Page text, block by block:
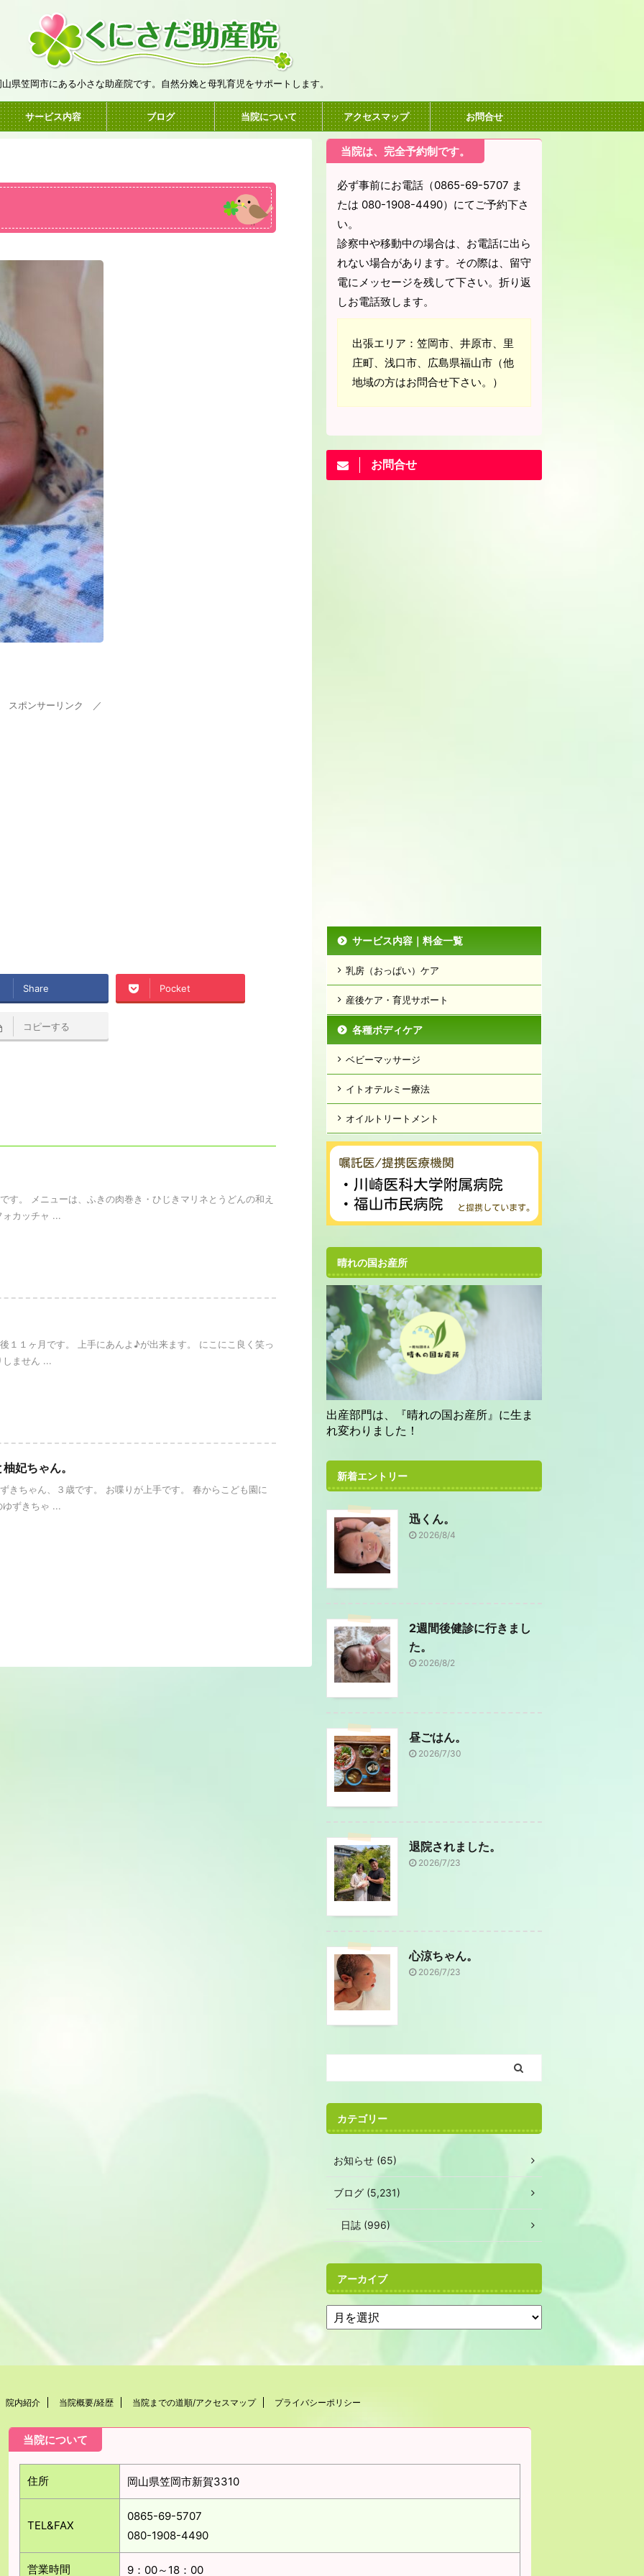
山県笠岡市にある小さな助産院です。自然分娩と母乳育児をサポートします。
サービス内容 ブログ 当院について アクセスマップ お問合せ
スポンサーリンク ／
Share Pocket
コピーする
す。 メニューは、ふきの肉巻き・ひじきマリネとうどんの和え
カッチャ ...
１１ヶ月です。 上手にあんよ♪が出来ます。 にこにこ良く笑っ
ません ...
妃ちゃん。
きちゃん、３歳です。 お喋りが上手です。 春からこども園に
ずきちゃ ...
当院は、完全予約制です。
必ず事前にお電話（0865-69-5707 ま
たは 080-1908-4490）にてご予約下さ
い。
診察中や移動中の場合は、お電話に出ら
れない場合があります。その際は、留守
電にメッセージを残して下さい。折り返
しお電話致します。
出張エリア：笠岡市、井原市、里
庄町、浅口市、広島県福山市（他
地域の方はお問合せ下さい。）
お問合せ
サービス内容｜料金一覧
乳房（おっぱい）ケア
産後ケア・育児サポート
各種ボディケア
ベビーマッサージ
イトオテルミー療法
オイルトリートメント
晴れの国お産所
出産部門は、『晴れの国お産所』に生ま
れ変わりました！
新着エントリー
迅くん。
2026/8/4
2週間後健診に行きまし
た。
2026/8/2
昼ごはん。
2026/7/30
退院されました。
2026/7/23
心涼ちゃん。
2026/7/23
カテゴリー
お知らせ (65)
ブログ (5,231)
日誌 (996)
アーカイブ
院内紹介 当院概要/経歴 当院までの道順/アクセスマップ プライバシーポリシー
当院について
住所 岡山県笠岡市新賀3310
TEL&FAX
0865-69-5707
080-1908-4490
営業時間 9：00～18：00